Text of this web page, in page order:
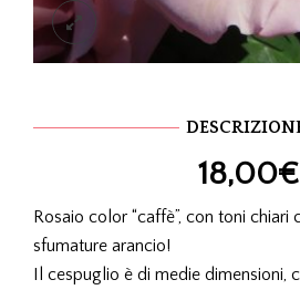
18,00€
Rosaio color “caffè”, con toni chiari
sfumature arancio!
Il cespuglio è di medie dimensioni,